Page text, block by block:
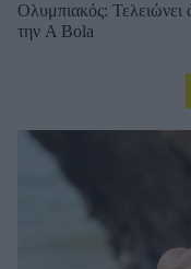
Ολυμπιακός:
την A Bola